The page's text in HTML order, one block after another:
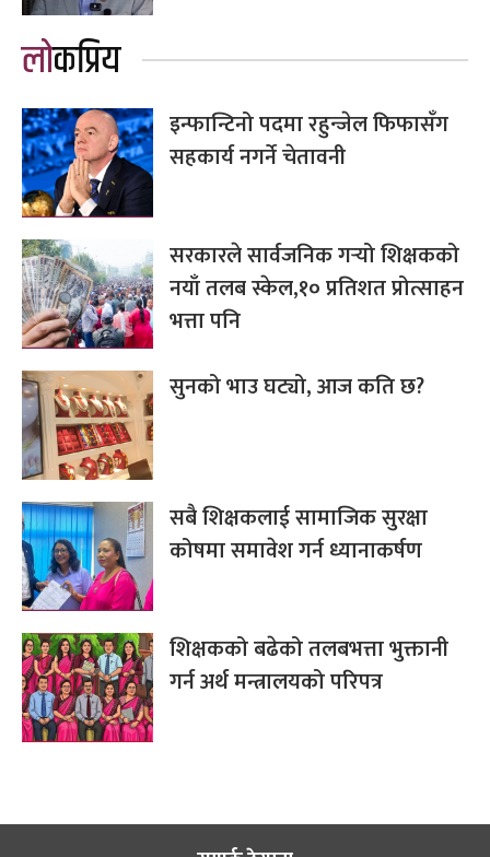
लोकप्रिय
इन्फान्टिनो पदमा रहुन्जेल फिफासँग
सहकार्य नगर्ने चेतावनी
सरकारले सार्वजनिक गर्‍यो शिक्षकको
नयाँ तलब स्केल,१० प्रतिशत प्रोत्साहन
भत्ता पनि
सुनको भाउ घट्यो, आज कति छ?
सबै शिक्षकलाई सामाजिक सुरक्षा
कोषमा समावेश गर्न ध्यानाकर्षण
शिक्षकको बढेको तलबभत्ता भुक्तानी
गर्न अर्थ मन्त्रालयको परिपत्र